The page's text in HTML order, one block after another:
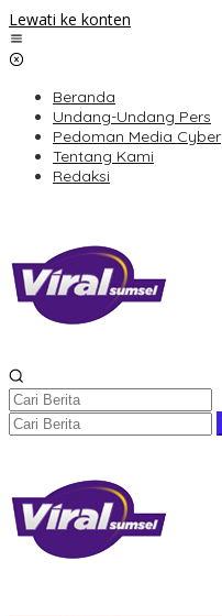
Lewati ke konten
Beranda
Undang-Undang Pers
Pedoman Media Cyber
Tentang Kami
Redaksi